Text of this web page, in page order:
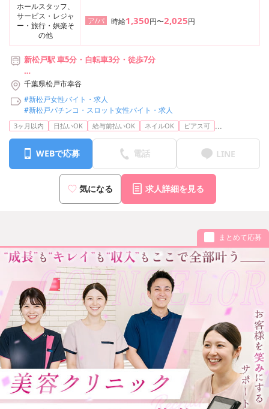
ホールスタッフ、
サービス・レジャ
ー・旅行・娯楽そ
の他
ア/パ 時給1,350円〜2,025円
新松戸駅 車5分・自転車3分・徒歩7分
【利用可能な路線】
・JR武蔵野線 新松戸駅
千葉県松戸市幸谷
#新松戸女性バイト・求人
#新松戸パチンコ・スロット女性バイト・求人
3ヶ月以内 日払いOK 給与前払いOK ネイルOK ピアス可 ...
WEBで応募 電話 LINE
気になる 求人詳細を見る
まとめて応募